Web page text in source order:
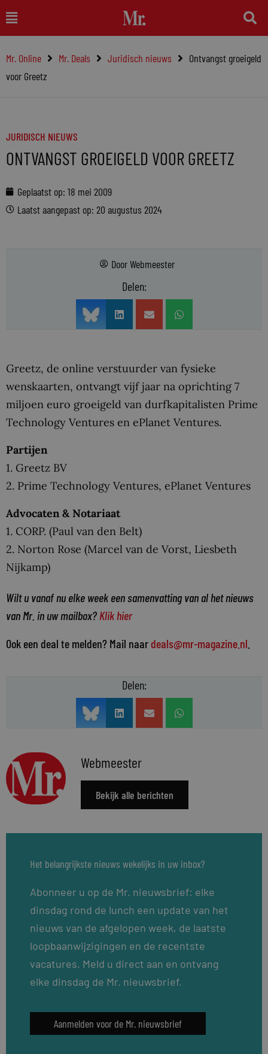
naar
inhoud
Main
Menu
Mr. Online Mr. Deals Juridisch nieuws
Ontvangst groeigeld
voor Greetz
JURIDISCH NIEUWS
ONTVANGST GROEIGELD VOOR GREETZ
Geplaatst op: 18 mei 2009
Laatst aangepast op: 20 augustus 2024
DoorWebmeester
Delen:
Greetz, de online verstuurder van fysieke
wenskaarten, ontvangt vijf jaar na oprichting 7
miljoen euro groeigeld van durfkapitalisten Prime
Technology Ventures en ePlanet Ventures.
Partijen
1. Greetz BV
2. Prime Technology Ventures, ePlanet Ventures
Advocaten & Notariaat
1. CORP. (Paul van den Belt)
2. Norton Rose (Marcel van de Vorst, Liesbeth
Nijkamp)
Wilt u vanaf nu elke week een samenvatting van al het nieuws
van Mr. in uw mailbox? Klik hier
Ook een deal te melden? Mail naar deals@mr-magazine.nl
Delen:
Webmeester
Bekijk alle berichten
Het belangrijkste nieuws wekelijks in uw inbox?
Abonneer u op de Mr. nieuwsbrief: elke
dinsdag rond de lunch een update van het
nieuws van de afgelopen week, de laatste
loopbaanwijzigingen en de recentste
vacatures. Meld u direct aan en ontvang
elke dinsdag de Mr. nieuwsbrief.
Aanmelden voor de Mr. nieuwsbrief